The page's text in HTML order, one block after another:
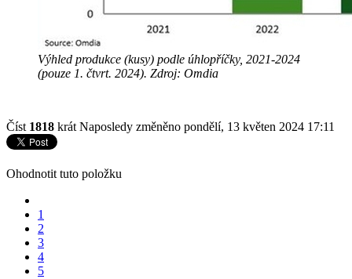
Výhled produkce (kusy) podle úhlopříčky, 2021-2024
(pouze 1. čtvrt. 2024). Zdroj: Omdia
Číst 1818 krát Naposledy změněno pondělí, 13 květen 2024 17:11
Ohodnotit tuto položku
1
2
3
4
5